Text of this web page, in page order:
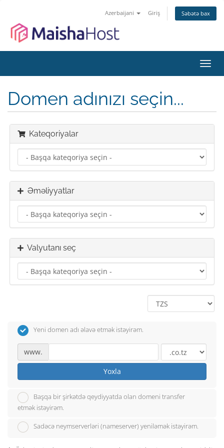
Azerbaijani Giriş Səbətə bax
keçid
Domen adınızı seçin...
Kateqoriyalar
Əməliyyatlar
Valyutanı seç
Yeni domen adı əlavə etmək istəyirəm.
www.
Yoxla
Başqa bir şirkətdə qeydiyyatda olan domeni transfer
etmək istəyirəm.
Sadəcə neymserverləri (nameserver) yeniləmək istəyirəm.